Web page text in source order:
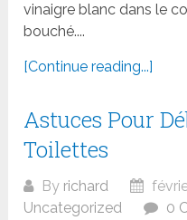
vinaigre blanc dans le
bouché....
[Continue reading...]
Astuces Pour
Toilettes
By richard
Uncategorized
0